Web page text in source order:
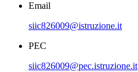
Email
siic826009@istruzione.it
PEC
siic826009@pec.istruzione.it